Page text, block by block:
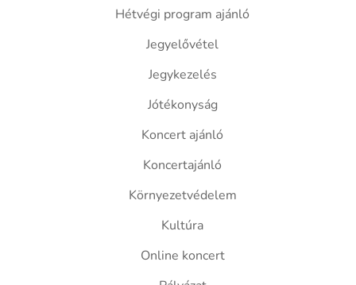
Hétvégi program ajánló
Jegyelővétel
Jegykezelés
Jótékonyság
Koncert ajánló
Koncertajánló
Környezetvédelem
Kultúra
Online koncert